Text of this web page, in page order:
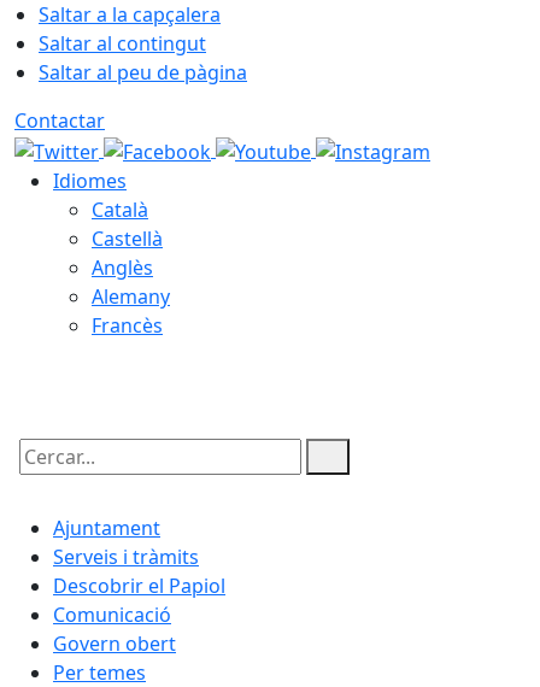
Saltar a la capçalera
Saltar al contingut
Saltar al peu de pàgina
Contactar
Idiomes
Català
Castellà
Anglès
Alemany
Francès
Cercar:
Ajuntament
Serveis i tràmits
Descobrir el Papiol
Comunicació
Govern obert
Per temes